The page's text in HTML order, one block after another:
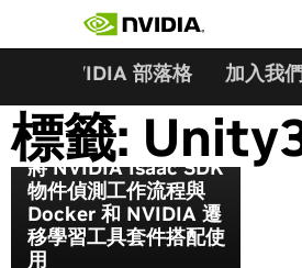
NVIDIA 部落格 加入我
標籤:
將 NVIDIA Isaac SDK
物件偵測工作流程與
Docker 和 NVIDIA 遷
移學習工具套件搭配使
用